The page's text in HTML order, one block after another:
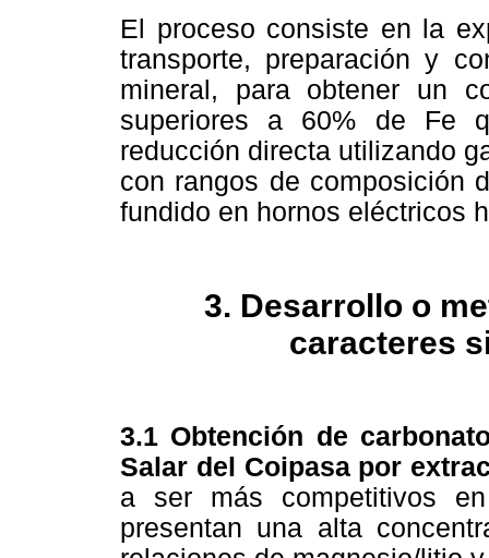
El proceso consiste en la
transporte, preparación y
mineral, para obtener un
superiores a 60% de Fe
reducción directa utilizando
con rangos de composición
fundido en hornos eléctricos
3. Desarrollo o
caracteres
3.1 Obtención de
Salar del Coipasa por
a ser más competitivos
presentan una alta